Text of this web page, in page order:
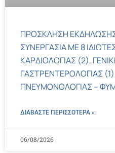
ΠΡΟΣΚΛΗΣΗ
ΣΥΝΕΡΓΑΣΙΑ ΜΕ 8
ΚΑΡΔΙΟΛΟΓΙΑΣ (2),
ΓΑΣΤΡΕΝΤΕΡΟΛΟΓΙΑΣ
ΠΝΕΥΜΟΝΟΛΟΓΙΑΣ –
ΔΙΑΒΑΣΤΕ ΠΕΡΙΣΣΌΤΕΡΑ »
06/08/2026